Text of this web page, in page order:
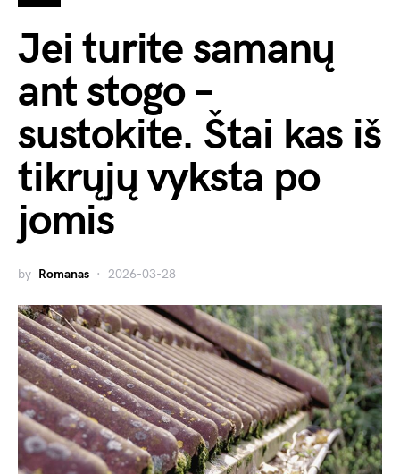
Jei turite samanų
ant stogo –
sustokite. Štai kas iš
tikrųjų vyksta po
jomis
by Romanas 2026-03-28